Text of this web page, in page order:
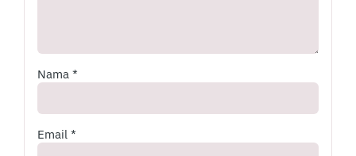
Nama *
Email *